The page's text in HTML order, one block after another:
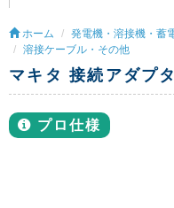
ホーム
発電機・溶接機・蓄
溶接ケーブル・その他
マキタ 接続アダプ
プロ仕様